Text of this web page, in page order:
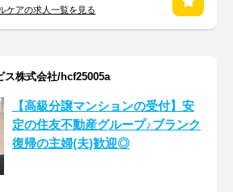
ケアの求人一覧を見る
ス株式会社/hcf25005a
【高級分譲マンションの受付】安
定の住友不動産グループ♪ブランク
復帰の主婦(夫)歓迎◎